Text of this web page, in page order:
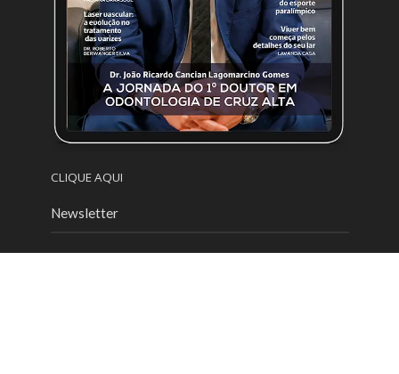
CLIQUE AQUI
Newsletter
Nome: